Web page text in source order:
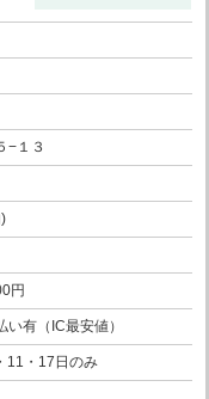
−１３
円
有（IC最安値）
11・17日のみ